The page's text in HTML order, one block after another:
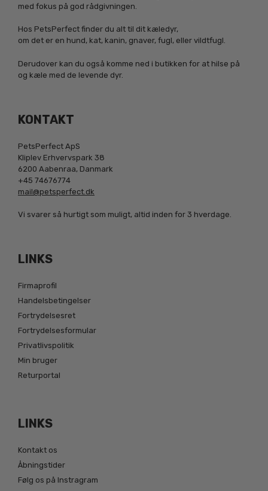
med fokus på god rådgivningen.
Hos PetsPerfect finder du alt til dit kæledyr,
om det er en hund, kat, kanin, gnaver, fugl, eller vildtfugl.
Derudover kan du også komme ned i butikken for at hilse på
og kæle med de levende dyr.
KONTAKT
PetsPerfect ApS
Kliplev Erhvervspark 38
6200 Aabenraa, Danmark
+45 74676774
mail@petsperfect.dk
Vi svarer så hurtigt som muligt, altid inden for 3 hverdage.
LINKS
Firmaprofil
Handelsbetingelser
Fortrydelsesret
Fortrydelsesformular
Privatlivspolitik
Min bruger
Returportal
LINKS
Kontakt os
Åbningstider
Følg os på Instragram